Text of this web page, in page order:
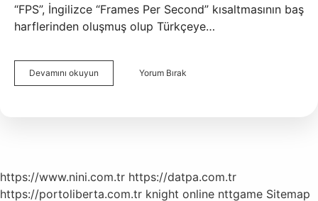
“FPS”, İngilizce “Frames Per Second” kısaltmasının baş
harflerinden oluşmuş olup Türkçeye…
Devamını okuyun
Fps
Yorum Bırak
https://www.nini.com.tr https://datpa.com.tr
https://portoliberta.com.tr knight online nttgame Sitemap